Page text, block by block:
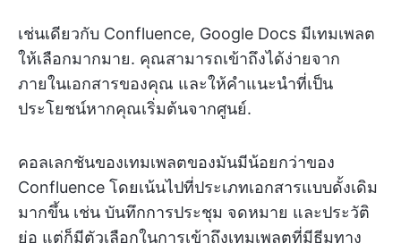
เช่นเดียวกับ Confluence, Google Docs มีเทมเพลต
ให้เลือกมากมาย. คุณสามารถเข้าถึงได้ง่ายจาก
ภายในเอกสารของคุณ และให้คำแนะนำที่เป็น
ประโยชน์หากคุณเริ่มต้นจากศูนย์.
คอลเลกชันของเทมเพลตของมันมีน้อยกว่าของ
Confluence โดยเน้นไปที่ประเภทเอกสารแบบดั้งเดิม
มากขึ้น เช่น บันทึกการประชุม จดหมาย และประวัติ
ย่อ แต่ก็มีตัวเลือกในการเข้าถึงเทมเพลตที่มีธีมทาง